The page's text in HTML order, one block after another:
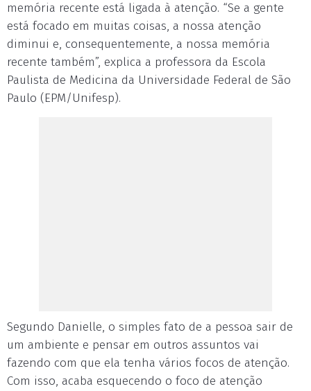
memória recente está ligada à atenção. “Se a gente
está focado em muitas coisas, a nossa atenção
diminui e, consequentemente, a nossa memória
recente também”, explica a professora da Escola
Paulista de Medicina da Universidade Federal de São
Paulo (EPM/Unifesp).
Segundo Danielle, o simples fato de a pessoa sair de
um ambiente e pensar em outros assuntos vai
fazendo com que ela tenha vários focos de atenção.
Com isso, acaba esquecendo o foco de atenção